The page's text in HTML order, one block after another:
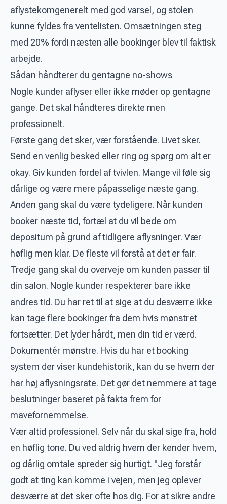
aflystekomgenerelt med god varsel, og stolen
kunne fyldes fra ventelisten. Omsætningen steg
med 20% fordi næsten alle bookinger blev til faktisk
arbejde.
Sådan håndterer du gentagne no-shows
Nogle kunder aflyser eller ikke møder op gentagne
gange. Det skal håndteres direkte men
professionelt.
Første gang det sker, vær forstående. Livet sker.
Send en venlig besked eller ring og spørg om alt er
okay. Giv kunden fordel af tvivlen. Mange vil føle sig
dårlige og være mere påpasselige næste gang.
Anden gang skal du være tydeligere. Når kunden
booker næste tid, fortæl at du vil bede om
depositum på grund af tidligere aflysninger. Vær
høflig men klar. De fleste vil forstå at det er fair.
Tredje gang skal du overveje om kunden passer til
din salon. Nogle kunder respekterer bare ikke
andres tid. Du har ret til at sige at du desværre ikke
kan tage flere bookinger fra dem hvis mønstret
fortsætter. Det lyder hårdt, men din tid er værd.
Dokumentér mønstre. Hvis du har et booking
system der viser kundehistorik, kan du se hvem der
har høj aflysningsrate. Det gør det nemmere at tage
beslutninger baseret på fakta frem for
mavefornemmelse.
Vær altid professionel. Selv når du skal sige fra, hold
en høflig tone. Du ved aldrig hvem der kender hvem,
og dårlig omtale spreder sig hurtigt. "Jeg forstår
godt at ting kan komme i vejen, men jeg oplever
desværre at det sker ofte hos dig. For at sikre andre